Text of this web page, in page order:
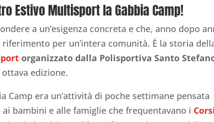
Estivo Multisport la Gabbia Camp!
a un’esigenza concreta e che, anno dopo
per un’intera comunità. È la storia
organizzato dalla Polisportiva Santo
edizione.
Camp era un’attività di poche settimane pensata
bambini e alle famiglie che frequentavano i